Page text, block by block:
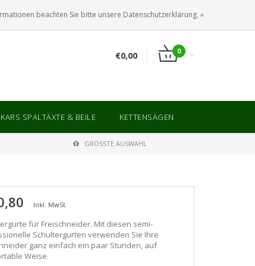
ANMELDEN KUNDENKONTO ANLEGEN
€0,00 0
SPALTÄXTE & BEILE KETTENSÄGEN
GRÖSSTE AUSWAHL
Inkl. MwSt.
für Freischneider. Mit diesen semi-
Schultergurten verwenden Sie Ihre
ganz einfach ein paar Stunden, auf
Weise.
beachten Sie bitte unsere Datenschutzerklärung. »